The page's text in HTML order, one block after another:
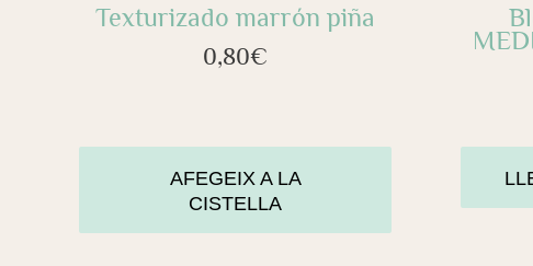
Texturizado marrón piña
0,80€
AFEGEIX A LA
CISTELLA